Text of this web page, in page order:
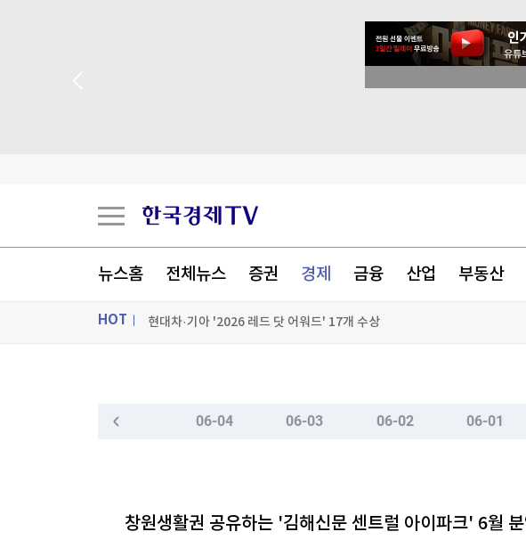
뉴스홈 전체뉴스 증권 경제 금융 산업 부동산
HOT
美, 中 겨냥 폴리실리콘 관세 15%
현대차·기아 '2026 레드 닷 어워드' 17개 수상
[포토+] 박정민, '멋짐 가득한 모습~'
美, 中 겨냥 폴리실리콘 관세 15%
온로드 (ON ROAD) 인사이트
뉴스홈
글로벌경제
칼럼·연재
06-04 06-03 06-02 06-01
이전주
창원생활권 공유하는 '김해신문 센트럴 아이파크' 6월